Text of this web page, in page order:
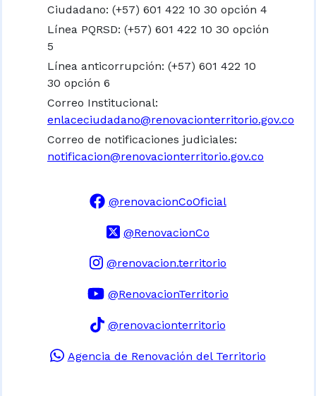
Ciudadano: (+57) 601 422 10 30 opción 4
Línea PQRSD: (+57) 601 422 10 30 opción
5
Línea anticorrupción: (+57) 601 422 10
30 opción 6
Correo Institucional:
enlaceciudadano@renovacionterritorio.gov.co
Correo de notificaciones judiciales:
notificacion@renovacionterritorio.gov.co
@renovacionCoOficial
@RenovacionCo
@renovacion.territorio
@RenovacionTerritorio
@renovacionterritorio
Agencia de Renovación del Territorio